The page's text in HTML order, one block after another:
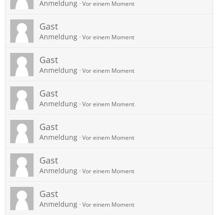
Anmeldung Vor einem Moment
Gast
Anmeldung Vor einem Moment
Gast
Anmeldung Vor einem Moment
Gast
Anmeldung Vor einem Moment
Gast
Anmeldung Vor einem Moment
Gast
Anmeldung Vor einem Moment
Gast
Anmeldung Vor einem Moment